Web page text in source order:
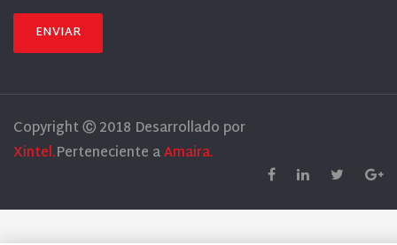
ENVIAR
Copyright Ⓒ 2018 Desarrollado por
Xintel.Perteneciente aAmaira.